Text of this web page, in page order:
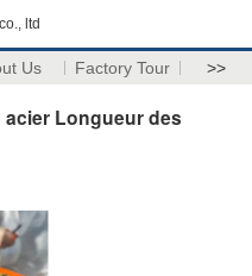
ltd
Us Factory Tour >>
Longueur des